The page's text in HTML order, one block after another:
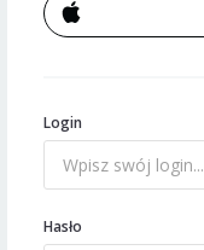
Login
Hasło